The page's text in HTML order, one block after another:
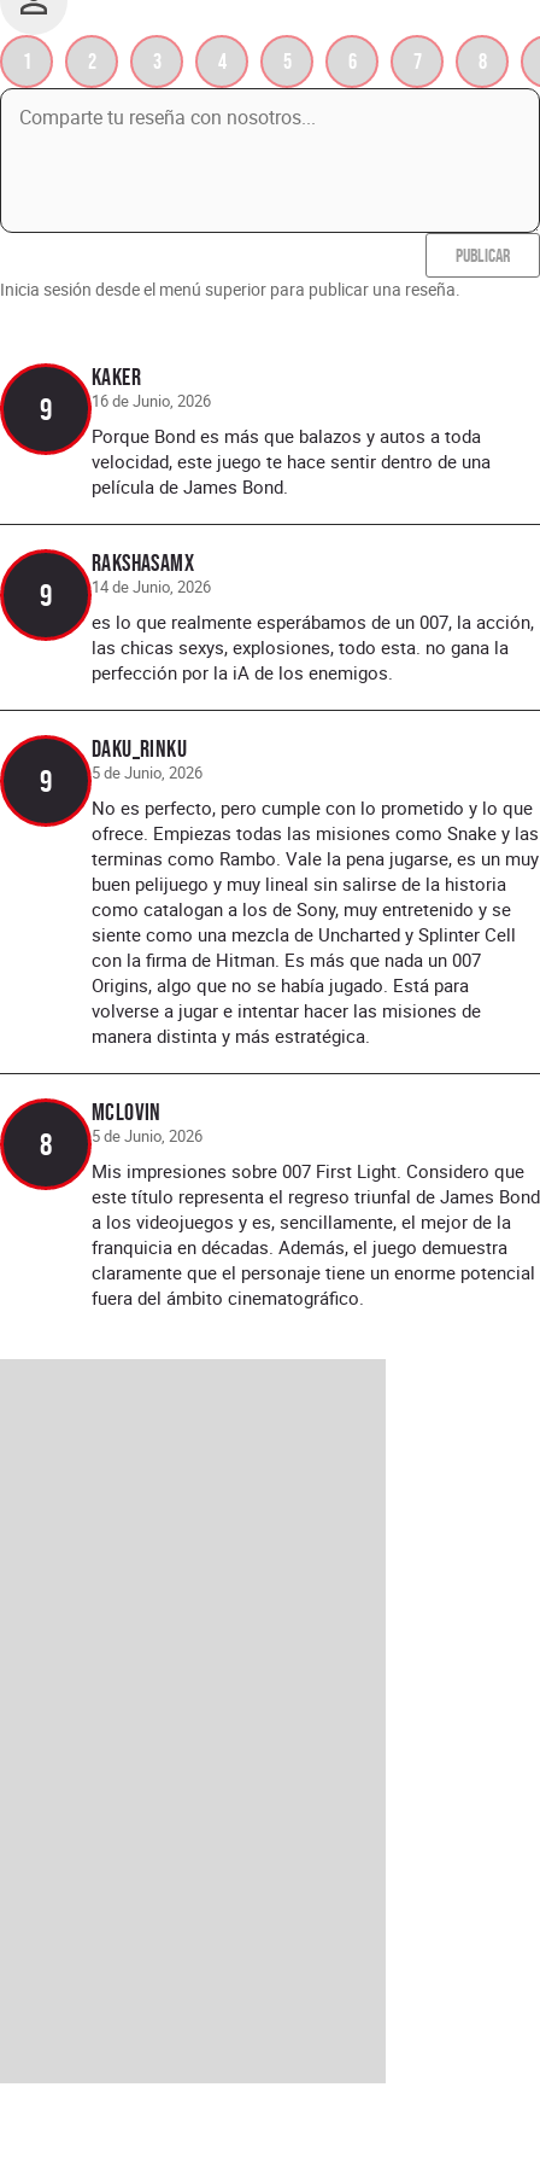
1 2 3 4 5 6 7 8
PUBLICAR
Inicia sesión desde el menú superior para publicar una reseña.
9
Kaker
16 de Junio, 2026
Porque Bond es más que balazos y autos a toda
velocidad, este juego te hace sentir dentro de una
película de James Bond.
9
RakshasaMX
14 de Junio, 2026
es lo que realmente esperábamos de un 007, la acción,
las chicas sexys, explosiones, todo esta. no gana la
perfección por la iA de los enemigos.
9
Daku_Rinku
5 de Junio, 2026
No es perfecto, pero cumple con lo prometido y lo que
ofrece. Empiezas todas las misiones como Snake y las
terminas como Rambo. Vale la pena jugarse, es un muy
buen pelijuego y muy lineal sin salirse de la historia
como catalogan a los de Sony, muy entretenido y se
siente como una mezcla de Uncharted y Splinter Cell
con la firma de Hitman. Es más que nada un 007
Origins, algo que no se había jugado. Está para
volverse a jugar e intentar hacer las misiones de
manera distinta y más estratégica.
8
McLOVIN
5 de Junio, 2026
Mis impresiones sobre 007 First Light. Considero que
este título representa el regreso triunfal de James Bond
a los videojuegos y es, sencillamente, el mejor de la
franquicia en décadas. Además, el juego demuestra
claramente que el personaje tiene un enorme potencial
fuera del ámbito cinematográfico.